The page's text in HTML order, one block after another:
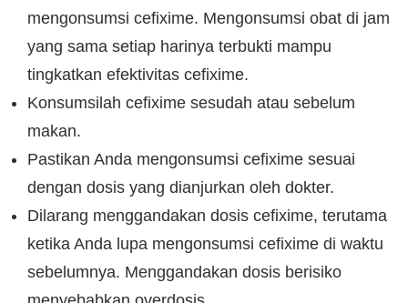
mengonsumsi cefixime. Mengonsumsi obat di jam
yang sama setiap harinya terbukti mampu
tingkatkan efektivitas cefixime.
Konsumsilah cefixime sesudah atau sebelum
makan.
Pastikan Anda mengonsumsi cefixime sesuai
dengan dosis yang dianjurkan oleh dokter.
Dilarang menggandakan dosis cefixime, terutama
ketika Anda lupa mengonsumsi cefixime di waktu
sebelumnya. Menggandakan dosis berisiko